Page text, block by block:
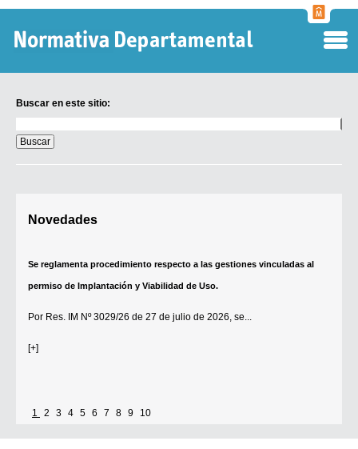
Buscar en este sitio:
en
este
sitio:
Novedades
Se reglamenta procedimiento respecto a las gestiones vinculadas al
permiso de Implantación y Viabilidad de Uso.
Por Res. IM Nº 3029/26 de 27 de julio de 2026, se...
[+]
1 2 3 4 5 6 7 8 9 10